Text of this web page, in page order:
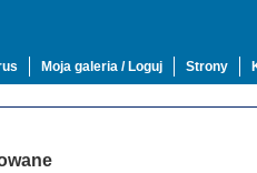
Moja galeria / Loguj Strony